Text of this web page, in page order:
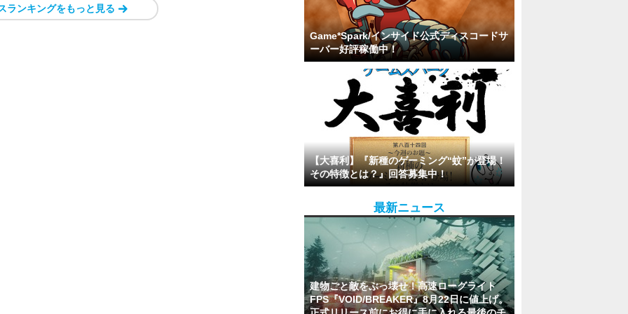
ランキングをもっと見る
Game*Spark/インサイド公式ディスコードサ
ーバー好評稼働中！
【大喜利】『新種のゲーミング“蚊”が登場！
その特徴とは？』回答募集中！
最新ニュース
建物ごと敵をぶっ壊せ！高速ローグライト
FPS『VOID/BREAKER』8月22日に値上げ。